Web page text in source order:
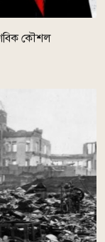
কৌশল